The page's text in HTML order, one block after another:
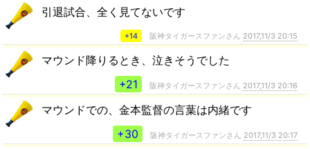
引退試合、全く見てないです
+14 阪神タイガースファンさん 2017,11/3 20:15
マウンド降りるとき、泣きそうでした
+21
阪神タイガースファンさん 2017,11/3 20:16
マウンドでの、金本監督の言葉は内緒です
+30
阪神タイガースファンさん 2017,11/3 20:17